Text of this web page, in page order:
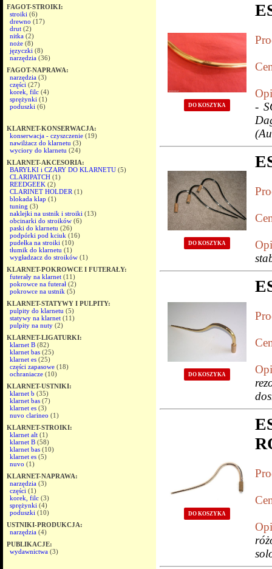
FAGOT-STROIKI:
stroiki (6)
drewno (17)
drut (2)
nitka (2)
noże (8)
języczki (8)
narzędzia (36)
FAGOT-NAPRAWA:
narzędzia (3)
części (27)
korek, filc (4)
sprężynki (1)
poduszki (6)
KLARNET-KONSERWACJA:
konserwacja - czyszczenie (19)
nawilżacz do klarnetu (3)
wyciory do klarnetu (24)
KLARNET-AKCESORIA:
BARYŁKI i CZARY DO KLARNETU (5)
CLARIPATCH (1)
REEDGEEK (2)
CLARINET HOLDER (1)
blokada klap (1)
tuning (3)
naklejki na ustnik i stroiki (13)
obcinarki do stroików (6)
paski do klarnetu (26)
podpórki pod kciuk (16)
pudełka na stroiki (10)
tłumik do klarnetu (1)
wygładzacz do stroików (1)
KLARNET-POKROWCE I FUTERAŁY:
futerały na klarnet (11)
pokrowce na futerał (2)
pokrowce na ustnik (5)
KLARNET-STATYWY I PULPITY:
pulpity do klarnetu (5)
statywy na klarnet (11)
pulpity na nuty (2)
KLARNET-LIGATURKI:
klarnet B (82)
klarnet bas (25)
klarnet es (25)
części zapasowe (18)
ochraniacze (10)
KLARNET-USTNIKI:
klarnet b (35)
klarnet bas (7)
klarnet es (3)
nuvo clarineo (1)
KLARNET-STROIKI:
klarnet alt (1)
klarnet B (58)
klarnet bas (10)
klarnet es (5)
nuvo (1)
KLARNET-NAPRAWA:
narzędzia (3)
części (1)
korek, filc (3)
sprężynki (4)
poduszki (10)
USTNIKI-PRODUKCJA:
narzędzia (4)
PUBLIKACJE:
wydawnictwa (3)
DO KOSZYKA
-
DO KOSZYKA
DO KOSZYKA
DO KOSZYKA